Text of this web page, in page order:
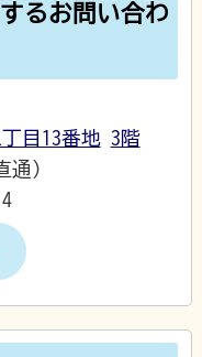
るお問い合わ
目13番地 3階
通）